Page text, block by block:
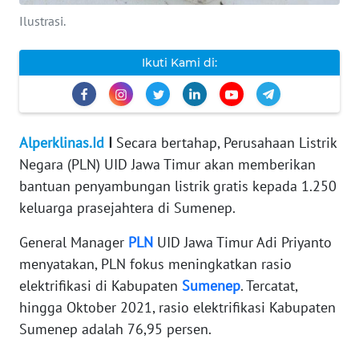
Ilustrasi.
Ikuti Kami di:
Alperklinas.Id I Secara bertahap, Perusahaan Listrik
Negara (PLN) UID Jawa Timur akan memberikan
bantuan penyambungan listrik gratis kepada 1.250
keluarga prasejahtera di Sumenep.
General Manager PLN UID Jawa Timur Adi Priyanto
menyatakan, PLN fokus meningkatkan rasio
elektrifikasi di Kabupaten Sumenep. Tercatat,
hingga Oktober 2021, rasio elektrifikasi Kabupaten
Sumenep adalah 76,95 persen.
KAMI
PEDOMAN
REDAKSI
KARIR
DISCLAIMER
Wahana
News
Regional